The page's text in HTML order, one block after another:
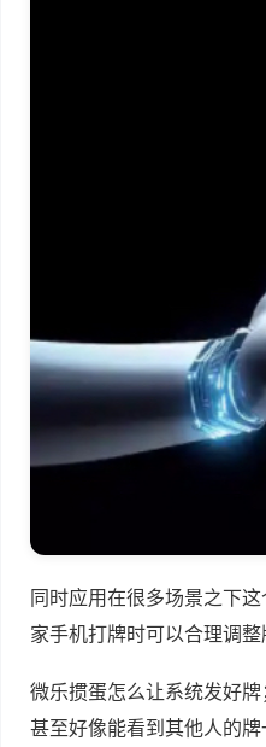
同时应用在很多场景之下
家手机打牌时可以合理调
微乐掼蛋怎么让系统发好
甚至好像能看到其他人的